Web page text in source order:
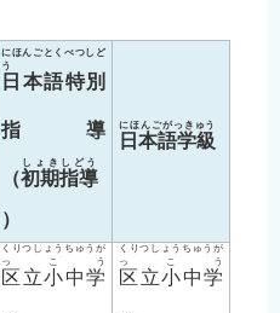
日本語特別
指導
にほんごとくべつしど
う
（初期指導
しょきしどう
）
日本語学級
にほんごがっきゅう
区立小中学
くりつしょうちゅうが
っこう
区立小中学
くりつしょうちゅうが
っこう